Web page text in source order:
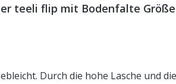
teeli flip mit Bodenfalte
Durch die hohe Lasche und